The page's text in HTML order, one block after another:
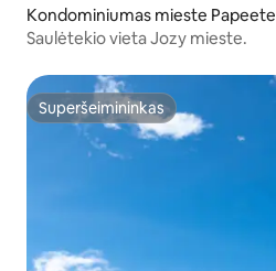
Kondominiumas mieste Papeete
Saulėtekio vieta Jozy mieste.
Superšeimininkas
Superšeimininkas